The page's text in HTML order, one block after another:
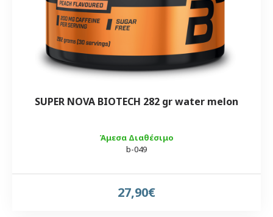
Άμεσα Διαθέσιμο
b-049
SUPER NOVA BIOTECH 282 gr water melon
27,90€